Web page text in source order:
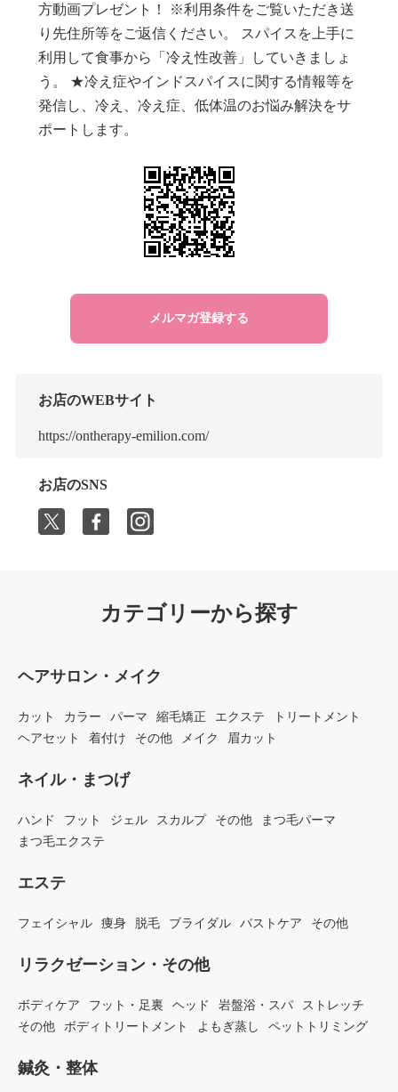
方動画プレゼント！ ※利用条件をご覧いただき送
り先住所等をご返信ください。 スパイスを上手に
利用して食事から「冷え性改善」していきましょ
う。 ★冷え症やインドスパイスに関する情報等を
発信し、冷え、冷え症、低体温のお悩み解決をサ
ポートします。
メルマガ登録する
お店のWEBサイト
https://ontherapy-emilion.com/
お店のSNS
カテゴリーから探す
ヘアサロン・メイク
カット カラー パーマ 縮毛矯正 エクステ
トリートメント
ヘアセット
着付け その他 メイク 眉カット
ネイル・まつげ
ハンド フット ジェル スカルプ その他
まつ毛パーマ
まつ毛エクステ
エステ
フェイシャル 痩身 脱毛 ブライダル バストケア その他
リラクゼーション・その他
ボディケア フット・足裏 ヘッド 岩盤浴・スパ
ストレッチ
その他
ボディトリートメント よもぎ蒸し ペットトリミング
鍼灸・整体